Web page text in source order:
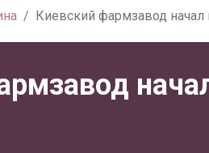
Киевский фармзавод начал